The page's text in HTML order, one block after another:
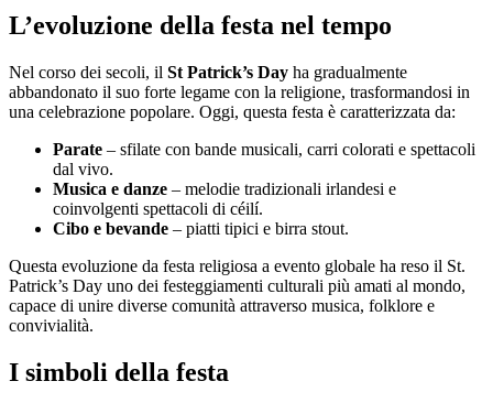
L’evoluzione della festa nel tempo
Nel corso dei secoli, il St Patrick’s Day ha gradualmente
abbandonato il suo forte legame con la religione, trasformandosi in
una celebrazione popolare. Oggi, questa festa è caratterizzata da:
Parate – sfilate con bande musicali, carri colorati e spettacoli
dal vivo.
Musica e danze – melodie tradizionali irlandesi e
coinvolgenti spettacoli di céilí.
Cibo e bevande – piatti tipici e birra stout.
Questa evoluzione da festa religiosa a evento globale ha reso il St.
Patrick’s Day uno dei festeggiamenti culturali più amati al mondo,
capace di unire diverse comunità attraverso musica, folklore e
convivialità.
I simboli della festa